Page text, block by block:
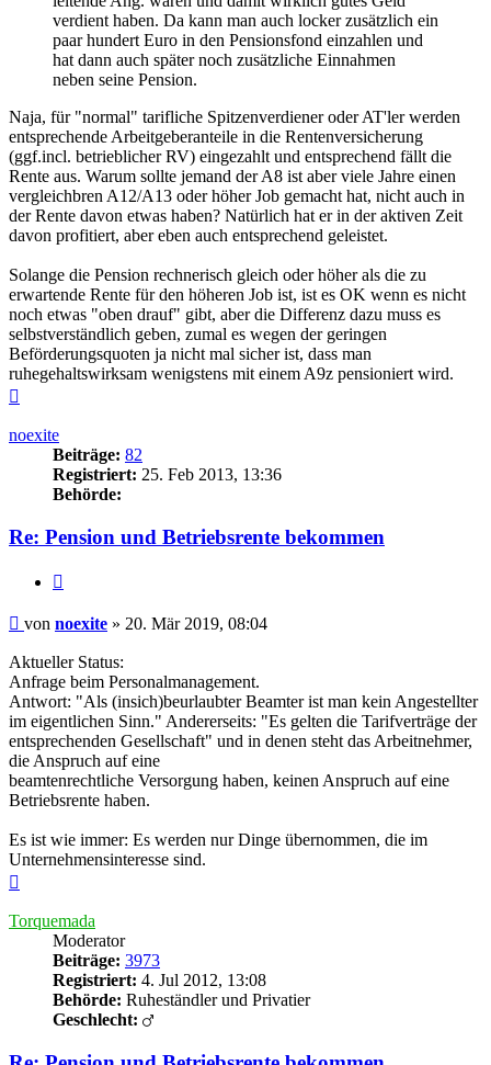
verdient haben. Da kann man auch locker zusätzlich ein
paar hundert Euro in den Pensionsfond einzahlen und
hat dann auch später noch zusätzliche Einnahmen
neben seine Pension.
Naja, für "normal" tarifliche Spitzenverdiener oder AT'ler werden
entsprechende Arbeitgeberanteile in die Rentenversicherung
(ggf.incl. betrieblicher RV) eingezahlt und entsprechend fällt die
Rente aus. Warum sollte jemand der A8 ist aber viele Jahre einen
vergleichbren A12/A13 oder höher Job gemacht hat, nicht auch in
der Rente davon etwas haben? Natürlich hat er in der aktiven Zeit
davon profitiert, aber eben auch entsprechend geleistet.
Solange die Pension rechnerisch gleich oder höher als die zu
erwartende Rente für den höheren Job ist, ist es OK wenn es nicht
noch etwas "oben drauf" gibt, aber die Differenz dazu muss es
selbstverständlich geben, zumal es wegen der geringen
Beförderungsquoten ja nicht mal sicher ist, dass man
ruhegehaltswirksam wenigstens mit einem A9z pensioniert wird.
noexite
Beiträge: 82
Registriert: 25. Feb 2013, 13:36
Behörde:
Re: Pension und Betriebsrente bekommen
Beitrag
von noexite » 20. Mär 2019, 08:04
Aktueller Status:
Anfrage beim Personalmanagement.
Antwort: "Als (insich)beurlaubter Beamter ist man kein Angestellter
im eigentlichen Sinn." Andererseits: "Es gelten die Tarifverträge der
entsprechenden Gesellschaft" und in denen steht das Arbeitnehmer,
die Anspruch auf eine
beamtenrechtliche Versorgung haben, keinen Anspruch auf eine
Betriebsrente haben.
Es ist wie immer: Es werden nur Dinge übernommen, die im
Unternehmensinteresse sind.
Torquemada
Moderator
Beiträge: 3973
Registriert: 4. Jul 2012, 13:08
Behörde: Ruheständler und Privatier
Geschlecht: